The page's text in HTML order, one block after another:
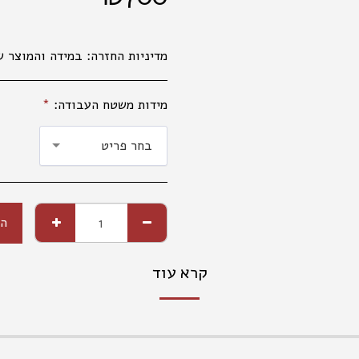
מדיניות החזרה: במידה והמוצר שקיבלתם אינו עונה על ציפיותיכם, פנו למחלקת קשרי לקוחות מרגע קבלת המשלוח (עד שני ימי עבודה), בכדי שנוכל לטפל בפנייתכם בהתאם לנהלים. 035177847 החלפת מוצרים אפשרית בפנייה טלפונית או בסניפי הרשת, באריזה המקורית בלבד ובשלמותם. במידה ויתגלו
מידות משטח העבודה: *
בחר פריט
קרא עוד